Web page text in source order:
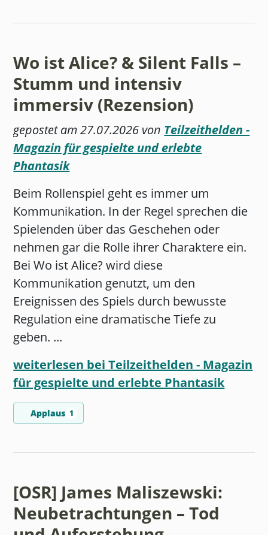
Wo ist Alice? & Silent Falls –
Stumm und intensiv
immersiv (Rezension)
gepostet am 27.07.2026 von Teilzeithelden -
Magazin für gespielte und erlebte
Phantasik
Beim Rollenspiel geht es immer um
Kommunikation. In der Regel sprechen die
Spielenden über das Geschehen oder
nehmen gar die Rolle ihrer Charaktere ein.
Bei Wo ist Alice? wird diese
Kommunikation genutzt, um den
Ereignissen des Spiels durch bewusste
Regulation eine dramatische Tiefe zu
geben. ...
weiterlesen bei Teilzeithelden - Magazin
für gespielte und erlebte Phantasik
Applaus 1
[OSR] James Maliszewski:
Neubetrachtungen – Tod